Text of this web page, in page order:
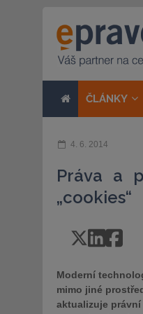
ČLÁNKY
4. 6. 2014
Práva a
„cookies“
Moderní
mimo jiné
aktualizuje